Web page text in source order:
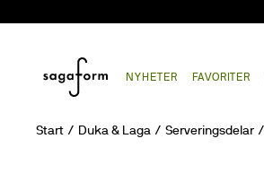
NYHETER FAVORITER
Start Duka & Laga Serveringsdelar